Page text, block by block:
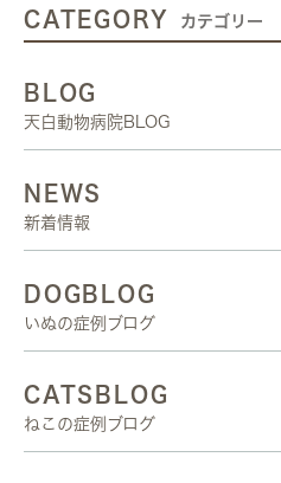
CATEGORY カテゴリー
BLOG
天白動物病院BLOG
NEWS
新着情報
DOGBLOG
いぬの症例ブログ
CATSBLOG
ねこの症例ブログ